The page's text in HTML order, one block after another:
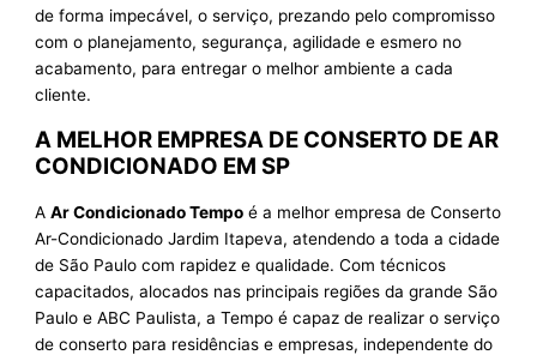
de forma impecável, o serviço, prezando pelo compromisso
com o planejamento, segurança, agilidade e esmero no
acabamento, para entregar o melhor ambiente a cada
cliente.
A MELHOR EMPRESA DE CONSERTO DE AR
CONDICIONADO EM SP
AAr Condicionado Tempo é a melhor empresa de Conserto
Ar-Condicionado Jardim Itapeva, atendendo a toda a cidade
de São Paulo com rapidez e qualidade. Com técnicos
capacitados, alocados nas principais regiões da grande São
Paulo e ABC Paulista, a Tempo é capaz de realizar o serviço
de conserto para residências e empresas, independente do